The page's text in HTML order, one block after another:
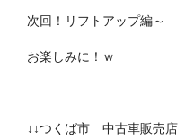
次回！リフトアップ編～
お楽しみに！ｗ
↓↓つくば市 中古車販売店